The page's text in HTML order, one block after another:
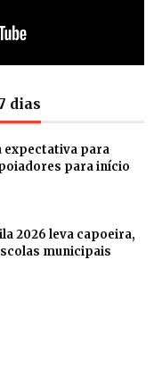
dias
expectativa para
para início
2026 leva capoeira,
municipais